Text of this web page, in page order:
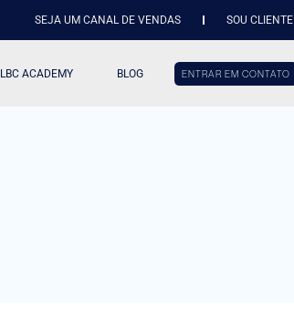
SEJA UM CANAL DE VENDAS SOU CLIENTE
LBC ACADEMY BLOG ENTRAR EM CONTATO